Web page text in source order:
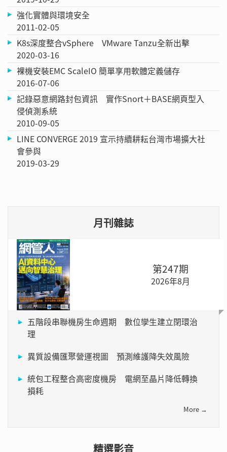
強化實體與環境安全
2011-02-05
K8s深度整合vSphere VMware Tanzu全新出擊
2020-03-16
裸機安裝EMC ScaleIO 簡單享用軟體定義儲存
2016-07-06
記錄惡意網路封包資訊 實作Snort＋BASE網頁型入
侵偵測系統
2010-09-05
LINE CONVERGE 2019 宣示持續耕耘台灣市場擴大社
會參與
2019-03-29
月刊雜誌
第247期
2026年8月
五階段串聯機房生命週期 數位孿生建立閉環治
理
異質設備匯聚營運視圖 預測維護降失效風險
統包工程整合高密度機房 電網至晶片降低轉換
損耗
More →
精選影音